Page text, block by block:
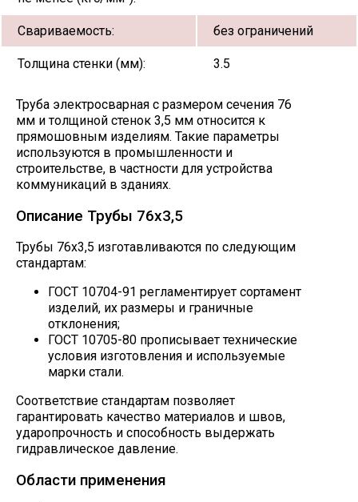
Свариваемость: без ограничений
Толщина стенки (мм): 3.5
Труба электросварная с размером сечения 76
мм и толщиной стенок 3,5 мм относится к
прямошовным изделиям. Такие параметры
используются в промышленности и
строительстве, в частности для устройства
коммуникаций в зданиях.
Описание Трубы 76х3,5
Трубы 76х3,5 изготавливаются по следующим
стандартам:
ГОСТ 10704-91 регламентирует сортамент
изделий, их размеры и граничные
отклонения;
ГОСТ 10705-80 прописывает технические
условия изготовления и используемые
марки стали.
Соответствие стандартам позволяет
гарантировать качество материалов и швов,
ударопрочность и способность выдержать
гидравлическое давление.
Области применения